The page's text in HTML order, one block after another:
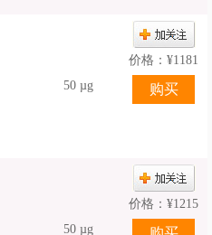
50 µg
价格： ¥1181
50 µg
价格： ¥1215